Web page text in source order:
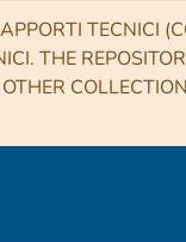
TECNICI
THE